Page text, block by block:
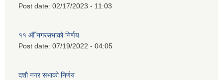
Post date: 02/17/2023 - 11:03
११ ‌औँ नगरसभाको निर्णय
Post date: 07/19/2022 - 04:05
दशौ नगर सभाको निर्णय